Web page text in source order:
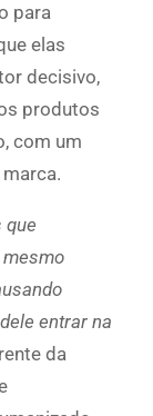
para
elas
decisivo,
produtos
com um
que
entrar na
da